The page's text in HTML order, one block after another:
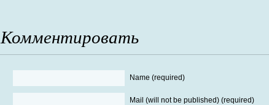
Комментировать
Name (required)
Mail (will not be published) (required)